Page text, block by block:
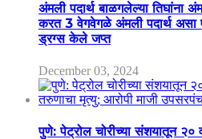
अंमली पदार्थ बाळगलेल्या तिघांना
करत 3 वेगवेगळे अंमली पदार्थ
ड्रग्स केले जप्त
December 03, 2024
पुणे: पेट्रोल चोरीच्या संशयातून २०